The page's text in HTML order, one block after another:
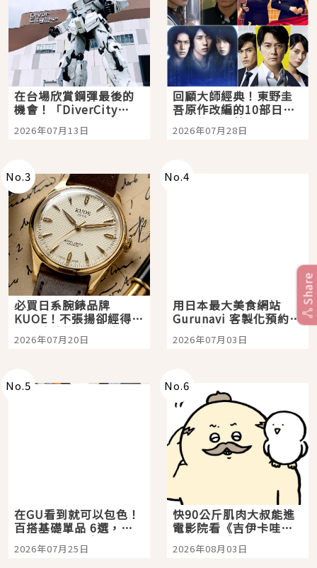
在台場欣賞鋼彈最後的
機會！「DiverCity
Tokyo Plaza」搭船、
購物、美食及夜景，一
2026年07月13日
回顧大師經典！東野圭
吾原作改編的10部日本
影視作品推薦
2026年07月28日
No.3
必買日系腕錶品牌
KUOE！不張揚卻經得起
時間洗鍊的經典之作五
選
2026年07月20日
No.4
用日本最大美食網站
Gurunavi 客製化預約九
大都市餐廳，打造專屬
美食體驗！
2026年07月03日
No.5
在GU看到就可以包色！
百搭基礎單品 6選，閉
眼全收也不心疼
2026年07月25日
No.6
快90公斤肌肉大叔能進
電影院看《吉伊卡哇》
嗎？日本重金屬樂團
「打首」會長與nagano
2026年08月03日
Share